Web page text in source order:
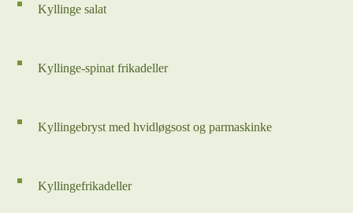
Kyllinge salat
Kyllinge-spinat frikadeller
Kyllingebryst med hvidløgsost og parmaskinke
Kyllingefrikadeller